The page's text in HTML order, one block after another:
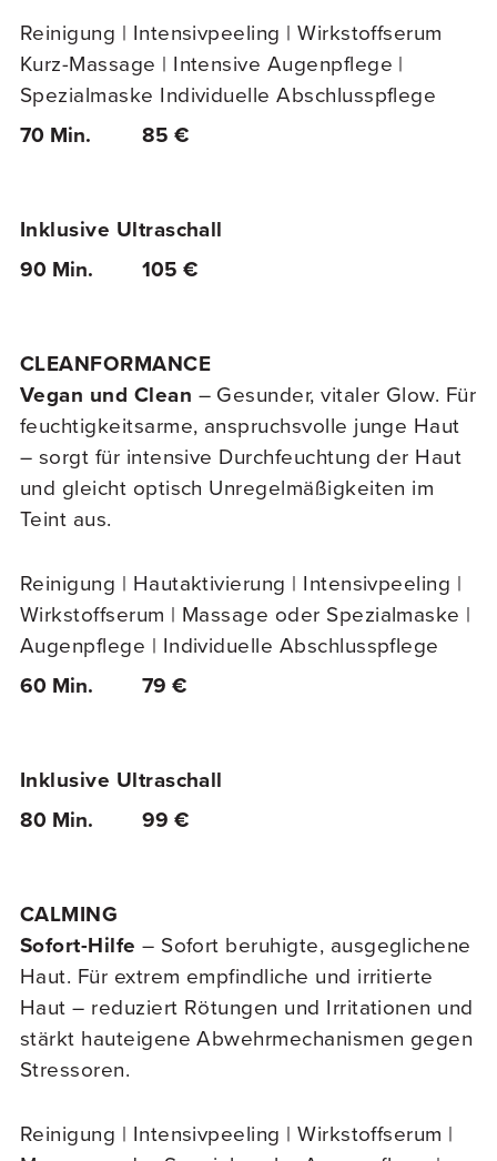
Reinigung | Intensivpeeling | Wirkstoffserum
Kurz-Massage | Intensive Augenpflege |
Spezialmaske Individuelle Abschlusspflege
70 Min.
85 €
Inklusive Ultraschall
90 Min.
105 €
CLEANFORMANCE
Vegan und Clean – Gesunder, vitaler Glow. Für
feuchtigkeitsarme, anspruchsvolle junge Haut
– sorgt für intensive Durchfeuchtung der Haut
und gleicht optisch Unregelmäßigkeiten im
Teint aus.
Reinigung | Hautaktivierung | Intensivpeeling |
Wirkstoffserum | Massage oder Spezialmaske |
Augenpflege | Individuelle Abschlusspflege
60 Min.
79 €
Inklusive Ultraschall
80 Min.
99 €
CALMING
Sofort-Hilfe – Sofort beruhigte, ausgeglichene
Haut. Für extrem empfindliche und irritierte
Haut – reduziert Rötungen und Irritationen und
stärkt hauteigene Abwehrmechanismen gegen
Stressoren.
Reinigung | Intensivpeeling | Wirkstoffserum |